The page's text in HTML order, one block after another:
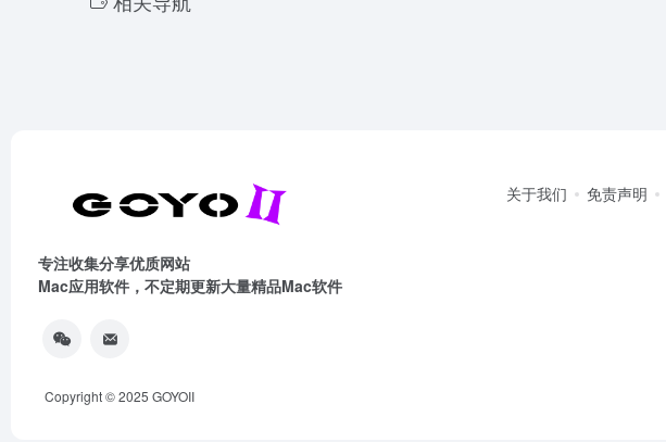
专注收集分享优质网站
Mac应用软件，不定期更新大量精品Mac软件
关于我们 免责声明
Copyright © 2025 GOYOII